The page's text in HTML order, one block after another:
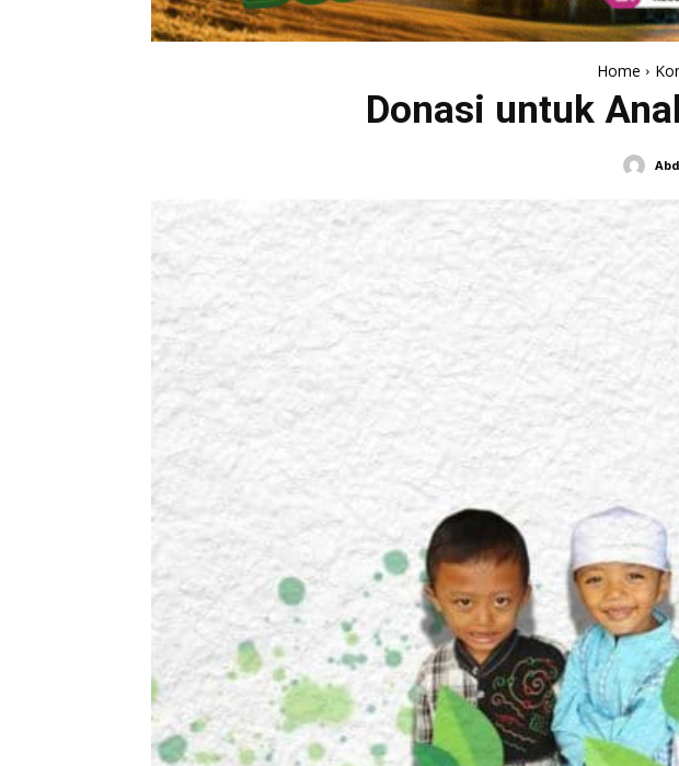
Home
Donasi untuk